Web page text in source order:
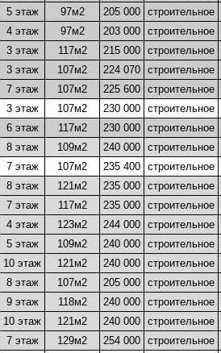
5 этаж 97м2 205 000 строительное
4 этаж 97м2 203 000 строительное
3 этаж 117м2 215 000 строительное
3 этаж 107м2 224 070 cтроительное
7 этаж 107м2 225 600 cтроительное
3 этаж 107м2 230 000 строительное
6 этаж 117м2 230 000 строительное
8 этаж 109м2 240 000 строительное
7 этаж 107м2 235 400 строительное
8 этаж 121м2 235 000 строительное
7 этаж 117м2 235 000 строительное
4 этаж 123м2 244 000 строительное
5 этаж 109м2 240 000 строительное
10 этаж 121м2 240 000 строительное
8 этаж 107м2 205 000 строительное
9 этаж 118м2 240 000 строительное
10 этаж 121м2 240 000 строительное
7 этаж 129м2 254 000 строительное